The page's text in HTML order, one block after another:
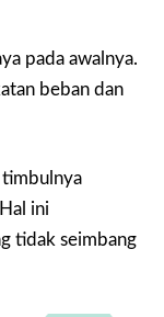
pada awalnya.
beban dan
timbulnya
ini
tidak seimbang